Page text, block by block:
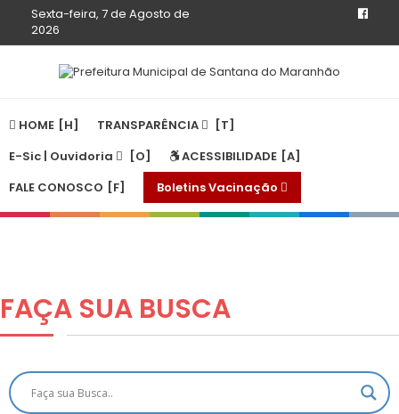
Sexta-feira, 7 de Agosto de
2026
HOME
TRANSPARÊNCIA
E-Sic | Ouvidoria
ACESSIBILIDADE
FALE CONOSCO
Boletins Vacinação
FAÇA SUA BUSCA